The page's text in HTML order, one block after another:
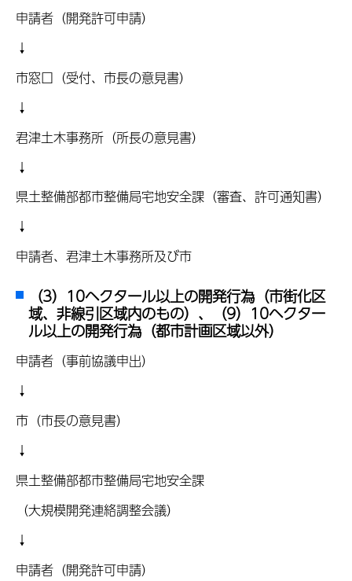
申請者（開発許可申請）
↓
市窓口（受付、市長の意見書）
↓
君津土木事務所（所長の意見書）
↓
県土整備部都市整備局宅地安全課（審査、許可通知書）
↓
申請者、君津土木事務所及び市
（3）10ヘクタール以上の開発行為（市街化区
域、非線引区域内のもの）、（9）10ヘクター
ル以上の開発行為（都市計画区域以外）
申請者（事前協議申出）
↓
市（市長の意見書）
↓
県土整備部都市整備局宅地安全課
（大規模開発連絡調整会議）
↓
申請者（開発許可申請）